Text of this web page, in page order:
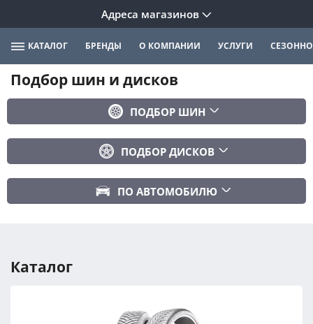
Адреса магазинов
КАТАЛОГ БРЕНДЫ О КОМПАНИИ УСЛУГИ
Подбор шин и дисков
ПОДБОР ШИН
Сбросить
ПОДБОР ДИСКОВ
ПОДОБРАТЬ
ПО АВТОМОБИЛЮ
Год авто
Каталог